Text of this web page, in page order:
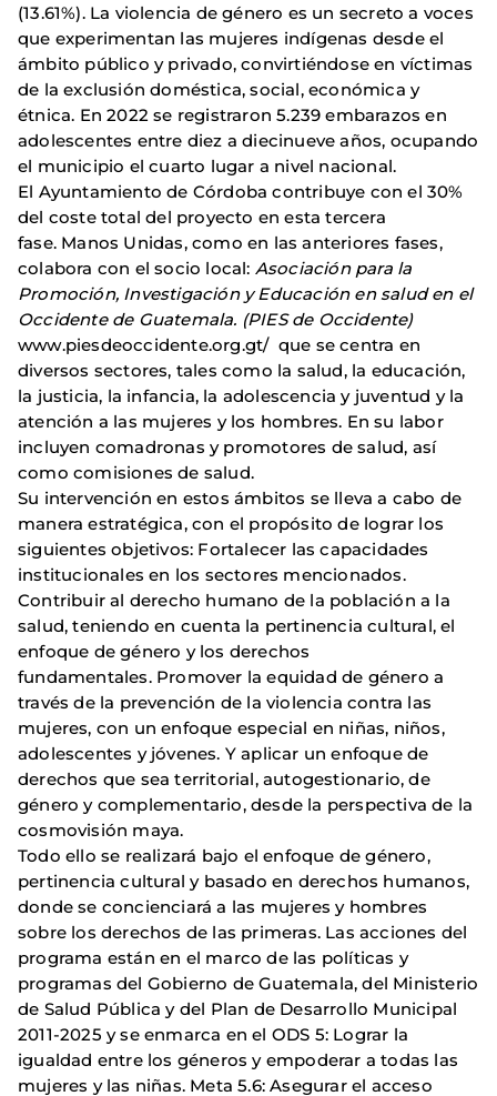
(13.61%). La violencia de género es un secreto a voces
que experimentan las mujeres indígenas desde el
ámbito público y privado, convirtiéndose en víctimas
de la exclusión doméstica, social, económica y
étnica. En 2022 se registraron 5.239 embarazos en
adolescentes entre diez a diecinueve años, ocupando
el municipio el cuarto lugar a nivel nacional.
El Ayuntamiento de Córdoba contribuye con el 30%
del coste total del proyecto en esta tercera
fase. Manos Unidas, como en las anteriores fases,
colabora con el socio local: Asociación para la
Promoción, Investigación y Educación en salud en el
Occidente de Guatemala. (PIES de Occidente)
www.piesdeoccidente.org.gt/ que se centra en
diversos sectores, tales como la salud, la educación,
la justicia, la infancia, la adolescencia y juventud y la
atención a las mujeres y los hombres. En su labor
incluyen comadronas y promotores de salud, así
como comisiones de salud.
Su intervención en estos ámbitos se lleva a cabo de
manera estratégica, con el propósito de lograr los
siguientes objetivos: Fortalecer las capacidades
institucionales en los sectores mencionados.
Contribuir al derecho humano de la población a la
salud, teniendo en cuenta la pertinencia cultural, el
enfoque de género y los derechos
fundamentales. Promover la equidad de género a
través de la prevención de la violencia contra las
mujeres, con un enfoque especial en niñas, niños,
adolescentes y jóvenes. Y aplicar un enfoque de
derechos que sea territorial, autogestionario, de
género y complementario, desde la perspectiva de la
cosmovisión maya.
Todo ello se realizará bajo el enfoque de género,
pertinencia cultural y basado en derechos humanos,
donde se concienciará a las mujeres y hombres
sobre los derechos de las primeras. Las acciones del
programa están en el marco de las políticas y
programas del Gobierno de Guatemala, del Ministerio
de Salud Pública y del Plan de Desarrollo Municipal
2011-2025 y se enmarca en el ODS 5: Lograr la
igualdad entre los géneros y empoderar a todas las
mujeres y las niñas. Meta 5.6: Asegurar el acceso